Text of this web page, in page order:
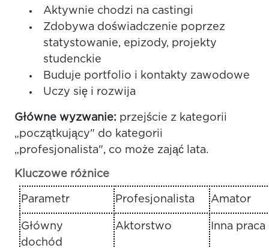
Aktywnie chodzi na castingi
Zdobywa doświadczenie poprzez
statystowanie, epizody, projekty
studenckie
Buduje portfolio i kontakty zawodowe
Uczy się i rozwija
Główne wyzwanie: przejście z kategorii
„początkujący" do kategorii
„profesjonalista", co może zająć lata.
Kluczowe różnice
Parametr Profesjonalista Amator
Główny
dochód
Aktorstwo Inna praca